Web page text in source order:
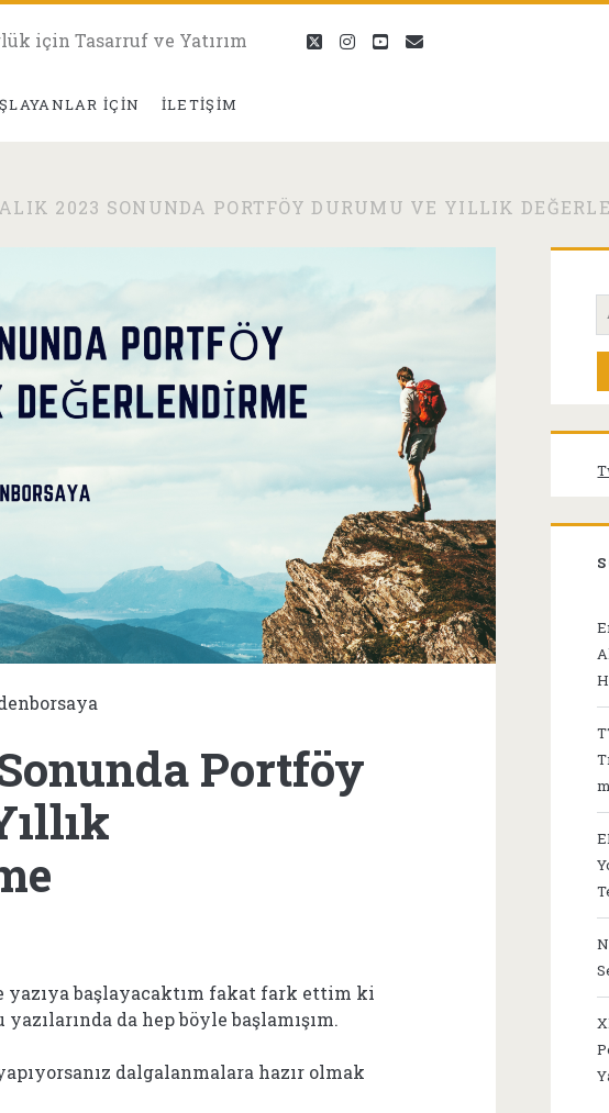
için Tasarruf ve Yatırım
İÇIN İLETIŞIM
twitterinstagram
youtubeeposta
2023 SONUNDA PORTFÖY DURUMU VE YILLIK
Portföy
yazıya başlayacaktım fakat fark ettim ki
da hep böyle başlamışım.
dalgalanmalara hazır olmak